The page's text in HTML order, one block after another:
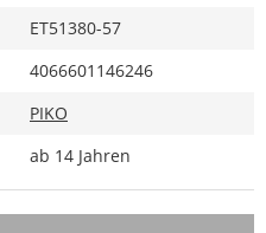
ET51380-57
4066601146246
PIKO
ab 14 Jahren